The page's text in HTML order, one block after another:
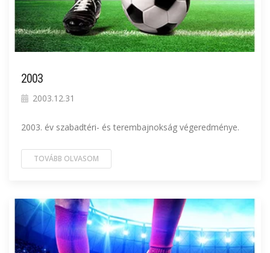
2003
2003.12.31
2003. év szabadtéri- és terembajnokság végeredménye.
TOVÁBB OLVASOM